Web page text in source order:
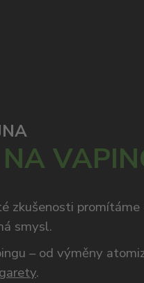
zkušenosti promítáme
smysl.
– od výměny
.